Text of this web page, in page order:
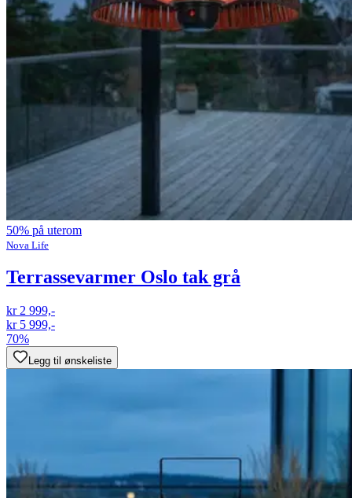
50% på uterom
Nova Life
Terrassevarmer Oslo tak grå
kr 2 999,-
kr 5 999,-
70%
Legg til ønskeliste